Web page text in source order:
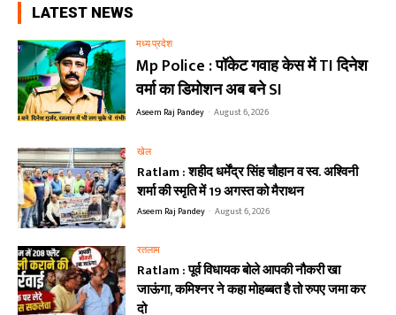
LATEST NEWS
मध्य प्रदेश
Mp Police : पॉकेट गवाह केस में TI दिनेश
वर्मा का डिमोशन अब बने SI
Aseem Raj Pandey - August 6, 2026
खेल
Ratlam : शहीद धर्मेंद्र सिंह चौहान व स्व. अश्विनी
शर्मा की स्मृति में 19 अगस्त को मैराथन
Aseem Raj Pandey - August 6, 2026
रतलाम
Ratlam : पूर्व विधायक बोले आपकी नौकरी खा
जाऊंगा, कमिश्नर ने कहा मोहब्बत है तो रुपए जमा कर
दो